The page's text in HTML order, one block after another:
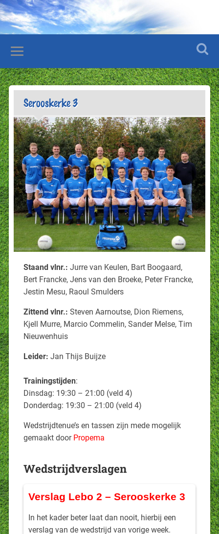
Serooskerke 3
Staand vlnr.: Jurre van Keulen, Bart Boogaard,
Bert Francke, Jens van den Broeke, Peter Francke,
Jestin Mesu, Raoul Smulders
Zittend vlnr.: Steven Aarnoutse, Dion Riemens,
Kjell Murre, Marcio Commelin, Sander Melse, Tim
Nieuwenhuis
Leider: Jan Thijs Buijze
Trainingstijden:
Dinsdag: 19:30 – 21:00 (veld 4)
Donderdag: 19:30 – 21:00 (veld 4)
Wedstrijdtenue’s en tassen zijn mede mogelijk
gemaakt door Propema
Wedstrijdverslagen
Verslag Lebo 2 – Serooskerke 3
In het kader beter laat dan nooit, hierbij een
verslag van de wedstrijd van vorige week.